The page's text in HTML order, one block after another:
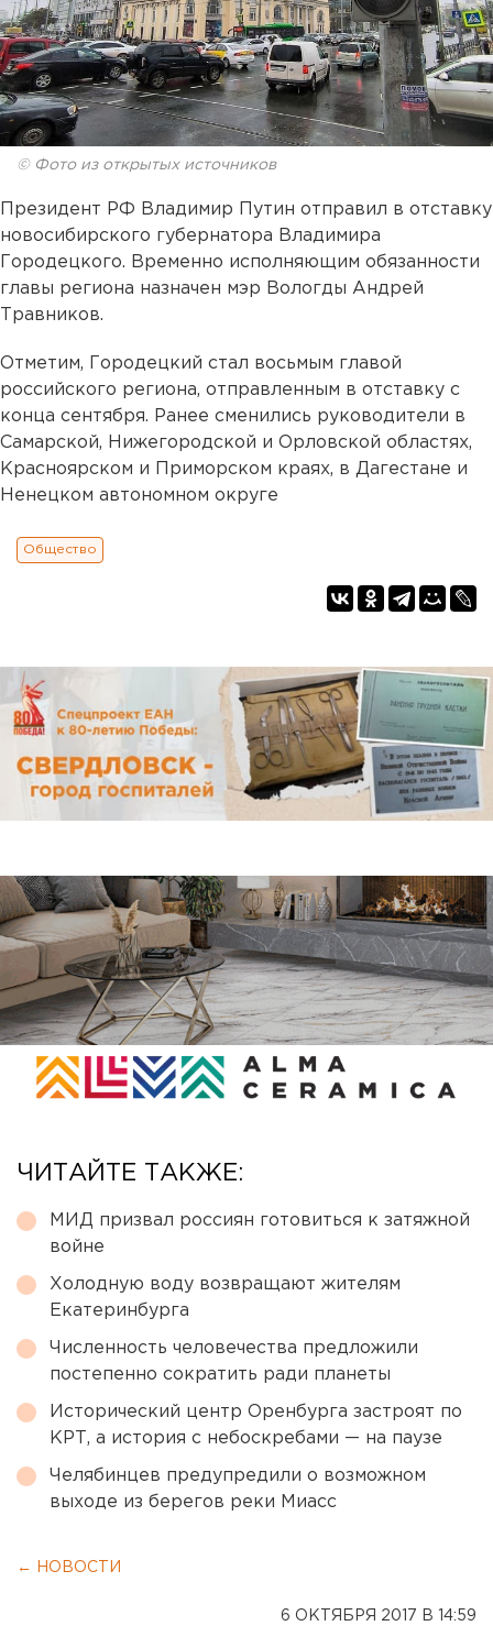
© Фото из открытых источников
Президент РФ Владимир Путин отправил в отставку
новосибирского губернатора Владимира
Городецкого. Временно исполняющим обязанности
главы региона назначен мэр Вологды Андрей
Травников.
Отметим, Городецкий стал восьмым главой
российского региона, отправленным в отставку с
конца сентября. Ранее сменились руководители в
Самарской, Нижегородской и Орловской областях,
Красноярском и Приморском краях, в Дагестане и
Ненецком автономном округе
Общество
ЧИТАЙТЕ ТАКЖЕ:
МИД призвал россиян готовиться к затяжной
войне
Холодную воду возвращают жителям
Екатеринбурга
Численность человечества предложили
постепенно сократить ради планеты
Исторический центр Оренбурга застроят по
КРТ, а история с небоскребами — на паузе
Челябинцев предупредили о возможном
выходе из берегов реки Миасс
← НОВОСТИ
6 ОКТЯБРЯ 2017 В 14:59